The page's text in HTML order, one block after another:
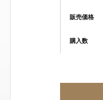
販売価格
購入数